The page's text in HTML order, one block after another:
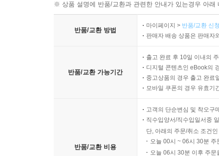
※ 상품 설명에 반품/교환과 관련한 안내가 있는경우 아
반품/교환 방법
마이페이지 > 반품/교환 신
판매자 배송 상품은 판매자
반품/교환 가능기간
출고 완료 후 10일 이내의
디지털 콘텐츠인 eBook의
중고상품의 경우 출고 완료
모바일 쿠폰의 경우 유효기
반품/교환 비용
고객의 단순변심 및 착오구
직수입양서/직수입일서중
단, 아래의 주문/취소 조건
오늘 00시 ~ 06시 30분
오늘 06시 30분 이후 주